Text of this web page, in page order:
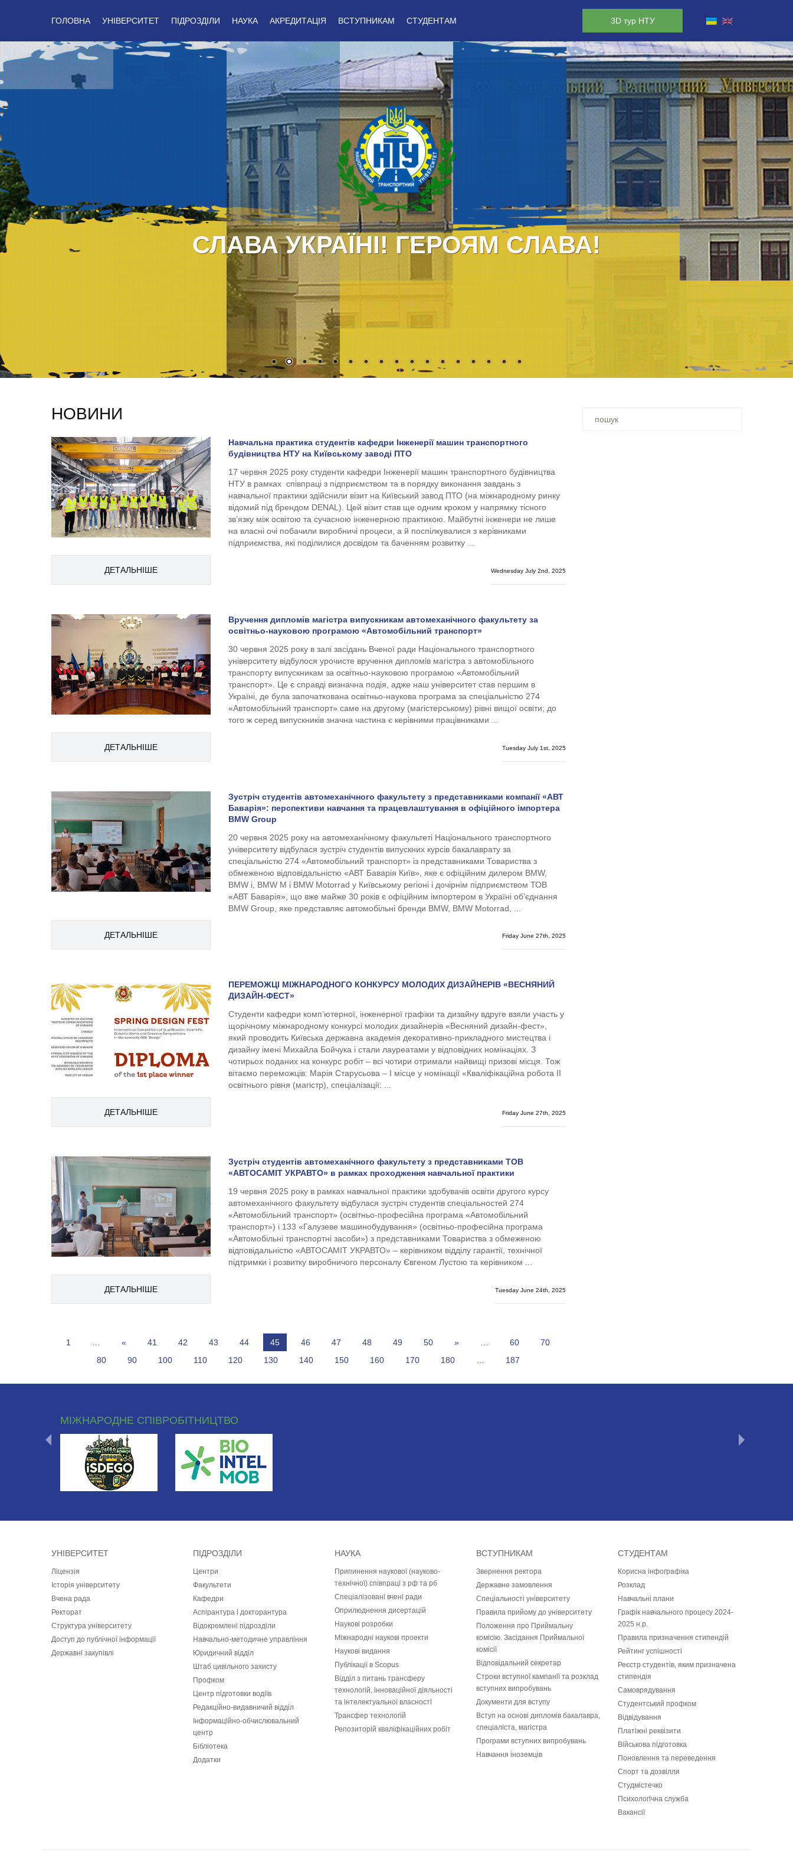
ГОЛОВНА УНІВЕРСИТЕТ ПІДРОЗДІЛИ НАУКА АКРЕДИТАЦІЯ ВСТУПНИКАМ СТУДЕНТАМ 3D тур НТУ
СЛАВА УКРАЇНІ! ГЕРОЯМ СЛАВА!
НОВИНИ
Навчальна практика студентів кафедри Інженерії машин транспортного
будівництва НТУ на Київському заводі ПТО
17 червня 2025 року студенти кафедри Інженерії машин транспортного будівництва
НТУ в рамках співпраці з підприємством та в порядку виконання завдань з
навчальної практики здійснили візит на Київський завод ПТО (на міжнародному ринку
відомий під брендом DENAL). Цей візит став ще одним кроком у напрямку тісного
зв’язку між освітою та сучасною інженерною практикою. Майбутні інженери не лише
на власні очі побачили виробничі процеси, а й поспілкувалися з керівниками
підприємства, які поділилися досвідом та баченням розвитку ...
ДЕТАЛЬНІШЕ Wednesday July 2nd, 2025
Вручення дипломів магістра випускникам автомеханічного факультету за
освітньо-науковою програмою «Автомобільний транспорт»
30 червня 2025 року в залі засідань Вченої ради Національного транспортного
університету відбулося урочисте вручення дипломів магістра з автомобільного
транспорту випускникам за освітньо-науковою програмою «Автомобільний
транспорт». Це є справді визначна подія, адже наш університет став першим в
Україні, де була започаткована освітньо-наукова програма за спеціальністю 274
«Автомобільний транспорт» саме на другому (магістерському) рівні вищої освіти; до
того ж серед випускників значна частина є керівними працівниками ...
ДЕТАЛЬНІШЕ Tuesday July 1st, 2025
Зустріч студентів автомеханічного факультету з представниками компанії «АВТ
Баварія»: перспективи навчання та працевлаштування в офіційного імпортера
BMW Group
20 червня 2025 року на автомеханічному факультеті Національного транспортного
університету відбулася зустріч студентів випускних курсів бакалаврату за
спеціальністю 274 «Автомобільний транспорт» із представниками Товариства з
обмеженою відповідальністю «АВТ Баварія Київ», яке є офіційним дилером BMW,
BMW i, BMW M і BMW Motorrad у Київському регіоні і дочірнім підприємством ТОВ
«АВТ Баварія», що вже майже 30 років є офіційним імпортером в Україні об’єднання
BMW Group, яке представляє автомобільні бренди BMW, BMW Motorrad, ...
ДЕТАЛЬНІШЕ Friday June 27th, 2025
ПЕРЕМОЖЦІ МІЖНАРОДНОГО КОНКУРСУ МОЛОДИХ ДИЗАЙНЕРІВ «ВЕСНЯНИЙ
ДИЗАЙН-ФЕСТ»
Студенти кафедри комп’ютерної, інженерної графіки та дизайну вдруге взяли участь у
щорічному міжнародному конкурсі молодих дизайнерів «Весняний дизайн-фест»,
який проводить Київська державна академія декоративно-прикладного мистецтва і
дизайну імені Михайла Бойчука і стали лауреатами у відповідних номінаціях. З
чотирьох поданих на конкурс робіт – всі чотири отримали найвищі призові місця. Тож
вітаємо переможців: Марія Старусьова – І місце у номінації «Кваліфікаційна робота ІІ
освітнього рівня (магістр), спеціалізації: ...
ДЕТАЛЬНІШЕ Friday June 27th, 2025
Зустріч студентів автомеханічного факультету з представниками ТОВ
«АВТОСАМІТ УКРАВТО» в рамках проходження навчальної практики
19 червня 2025 року в рамках навчальної практики здобувачів освіти другого курсу
автомеханічного факультету відбулася зустріч студентів спеціальностей 274
«Автомобільний транспорт» (освітньо-професійна програма «Автомобільний
транспорт») і 133 «Галузеве машинобудування» (освітньо-професійна програма
«Автомобільні транспортні засоби») з представниками Товариства з обмеженою
відповідальністю «АВТОСАМІТ УКРАВТО» – керівником відділу гарантії, технічної
підтримки і розвитку виробничого персоналу Євгеном Лустою та керівником ...
ДЕТАЛЬНІШЕ Tuesday June 24th, 2025
1 « 41 42 43 44 45 46 47 48 49 50 » 60
70
80
90 100 110 120 130 140 150 160 170 180 187
шукали
МІЖНАРОДНЕ СПІВРОБІТНИЦТВО
УНІВЕРСИТЕТ
Ліцензія
Історія університету
Вчена рада
Ректорат
Структура університету
Доступ до публічної інформації
Державні закупівлі
ПІДРОЗДІЛИ
Центри
Факультети
Кафедри
Аспірантура і докторантура
Відокремлені підрозділи
Навчально-методичне управління
Юридичний відділ
Штаб цивільного захисту
Профком
Центр підготовки водіїв
Редакційно-видавничий відділ
Інформаційно-обчислювальний
центр
Бібліотека
Додатки
НАУКА
Припинення наукової (науково-
технічної) співпраці з рф та рб
Спеціалізовані вчені ради
Оприлюднення дисертацій
Наукові розробки
Міжнародні наукові проекти
Наукові видання
Публікації в Scopus
Відділ з питань трансферу
технологій, інноваційної діяльності
та інтелектуальної власності
Трансфер технологій
Репозиторій кваліфікаційних робіт
ВСТУПНИКАМ
Звернення ректора
Державне замовлення
Спеціальності університету
Правила прийому до університету
Положення про Приймальну
комісію. Засідання Приймальної
комісії
Відповідальний секретар
Строки вступної кампанії та розклад
вступних випробувань
Документи для вступу
Вступ на основі дипломів бакалавра,
спеціаліста, магістра
Програми вступних випробувань
Навчання іноземців
СТУДЕНТАМ
Корисна інфографіка
Розклад
Навчальні плани
Графiк навчального процесу 2024-
2025 н.р.
Правила призначення стипендій
Рейтинг успішності
Реєстр студентів, яким призначена
стипендія
Самоврядування
Студентський профком
Відвідування
Платіжні реквізити
Військова підготовка
Поновлення та переведення
Спорт та дозвілля
Студмістечко
Психологічна служба
Вакансії